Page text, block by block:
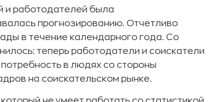
и работодателей была
прогнозированию. Отчетливо
в течение календарного года. Со
теперь работодатели и соискатели
в людях со стороны
на соискательском рынке.